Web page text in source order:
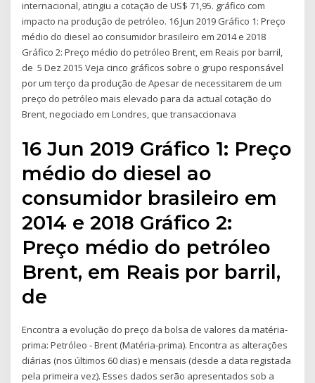
internacional, atingiu a cotação de US$ 71,95. gráfico com
impacto na produção de petróleo. 16 Jun 2019 Gráfico 1: Preço
médio do diesel ao consumidor brasileiro em 2014 e 2018
Gráfico 2: Preço médio do petróleo Brent, em Reais por barril,
de 5 Dez 2015 Veja cinco gráficos sobre o grupo responsável
por um terço da produção de Apesar de necessitarem de um
preço do petróleo mais elevado para da actual cotação do
Brent, negociado em Londres, que transaccionava
16 Jun 2019 Gráfico 1: Preço
médio do diesel ao
consumidor brasileiro em
2014 e 2018 Gráfico 2:
Preço médio do petróleo
Brent, em Reais por barril,
de
Encontra a evolução do preço da bolsa de valores da matéria-
prima: Petróleo - Brent (Matéria-prima). Encontra as alterações
diárias (nos últimos 60 dias) e mensais (desde a data registada
pela primeira vez). Esses dados serão apresentados sob a